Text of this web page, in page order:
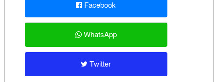
Facebook
WhatsApp
Twitter